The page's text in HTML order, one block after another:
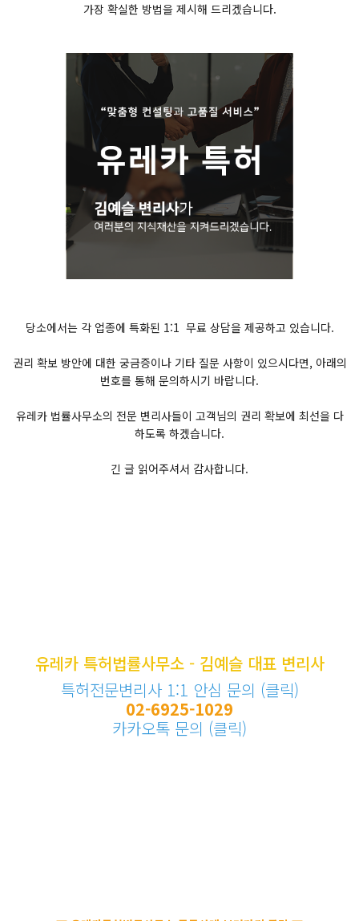
가장 확실한 방법을 제시해 드리겠습니다.
당소에서는 각 업종에 특화된 1:1 무료 상담을 제공하고 있습니다.
권리 확보 방안에 대한 궁금증이나 기타 질문 사항이 있으시다면, 아래의
번호를 통해 문의하시기 바랍니다.
유레카 법률사무소의 전문 변리사들이 고객님의 권리 확보에 최선을 다
하도록 하겠습니다.
긴 글 읽어주셔서 감사합니다.
유레카 특허법률사무소 - 김예슬 대표 변리사
특허전문변리사 1:1 안심 문의 (클릭)
02-6925-1029
카카오톡 문의 (클릭)